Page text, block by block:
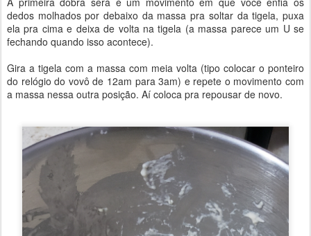
dedos molhados por debaixo da massa pra soltar da tigela, puxa
ela pra cima e deixa de volta na tigela (a massa parece um U se
fechando quando isso acontece).
Gira a tigela com a massa com meia volta (tipo colocar o ponteiro
do relógio do vovô de 12am para 3am) e repete o movimento com
a massa nessa outra posição. Aí coloca pra repousar de novo.